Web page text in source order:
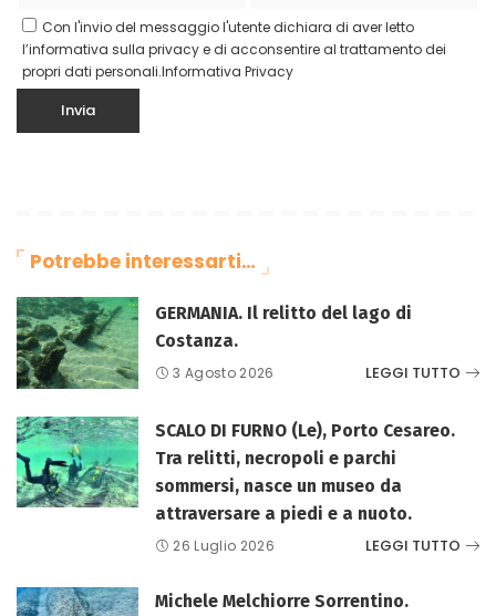
Con l'invio del messaggio l'utente dichiara di aver letto
l’informativa sulla privacy e di acconsentire al trattamento dei
propri dati personali.Informativa Privacy
Potrebbe interessarti…
GERMANIA. Il relitto del lago di
Costanza.
3 Agosto 2026 LEGGI TUTTO
SCALO DI FURNO (Le), Porto Cesareo.
Tra relitti, necropoli e parchi
sommersi, nasce un museo da
attraversare a piedi e a nuoto.
26 Luglio 2026 LEGGI TUTTO
Michele Melchiorre Sorrentino.